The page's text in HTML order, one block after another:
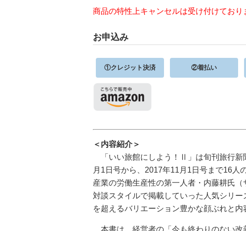
商品の特性上キャンセルは受け付けており
お申込み
①クレジット決済 ②着払い
＜内容紹介＞
「いい旅館にしよう！Ⅱ」は旬刊旅行新
月1日号から、2017年11月1日号まで16人
産業の労働生産性の第一人者・内藤耕氏
対談スタイルで掲載していった人気シリー
を超えるバリエーション豊かな顔ぶれと内
本書は、経営者の「今も終わりのない改